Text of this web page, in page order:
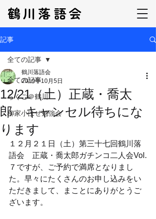
鶴川落語会
記事
全ての記事
らくご＠鶴川
柳家小はぜ勉強会
全ての記事
12/21（土）正蔵・喬太
郎 キャンセル待ちにな
ります
鶴川落語会
2019年10月5日
１２月２１日（土）第三十七回鶴川落
語会　正蔵・喬太郎ガチンコ二人会Vol.
７ですが、ご予約で満席となりまし
た。早々にたくさんのお申し込みをい
ただきまして、まことにありがとうご
ざいます。